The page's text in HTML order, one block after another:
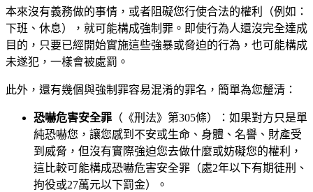
本來沒有義務做的事情，或者阻礙您行使合法的權利（例如：
下班、休息），就可能構成強制罪。即使行為人還沒完全達成
目的，只要已經開始實施這些強暴或脅迫的行為，也可能構成
未遂犯，一樣會被處罰。
此外，還有幾個與強制罪容易混淆的罪名，簡單為您釐清：
恐嚇危害安全罪 （《刑法》第305條）：如果對方只是單
純恐嚇您，讓您感到不安或生命、身體、名譽、財產受
到威脅，但沒有實際強迫您去做什麼或妨礙您的權利，
這比較可能構成恐嚇危害安全罪（處2年以下有期徒刑、
拘役或27萬元以下罰金）。